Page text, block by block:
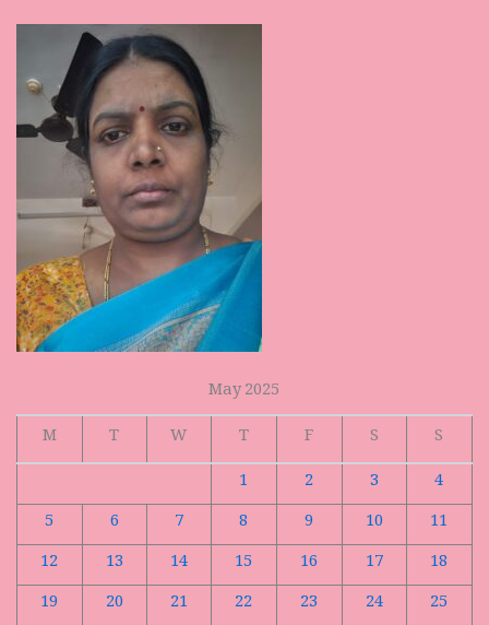
May 2025
M
T W T F S
S
1
2 3
4
5
6 7 8 9 10
11
12
13 14 15 16 17
18
19
20 21 22 23 24
25